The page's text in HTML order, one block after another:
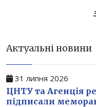
Актуальні новини
31 липня 2026
ЦНТУ та Агенція
підписали